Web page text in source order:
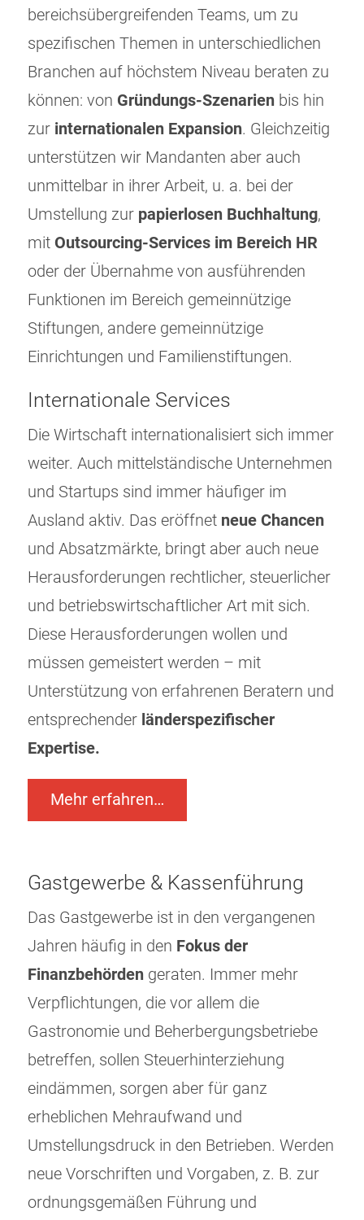
bereichsübergreifenden Teams, um zu
spezifischen Themen in unterschiedlichen
Branchen auf höchstem Niveau beraten zu
können: von Gründungs-Szenarien bis hin
zur internationalen Expansion. Gleichzeitig
unterstützen wir Mandanten aber auch
unmittelbar in ihrer Arbeit, u. a. bei der
Umstellung zur papierlosen Buchhaltung,
mit Outsourcing-Services im Bereich HR
oder der Übernahme von ausführenden
Funktionen im Bereich gemeinnützige
Stiftungen, andere gemeinnützige
Einrichtungen und Familienstiftungen.
Internationale Services
Die Wirtschaft internationalisiert sich immer
weiter. Auch mittelständische Unternehmen
und Startups sind immer häufiger im
Ausland aktiv. Das eröffnet neue Chancen
und Absatzmärkte, bringt aber auch neue
Herausforderungen rechtlicher, steuerlicher
und betriebswirtschaftlicher Art mit sich.
Diese Herausforderungen wollen und
müssen gemeistert werden – mit
Unterstützung von erfahrenen Beratern und
entsprechender länderspezifischer
Expertise.
Mehr erfahren…
Gastgewerbe & Kassenführung
Das Gastgewerbe ist in den vergangenen
Jahren häufig in den Fokus der
Finanzbehörden geraten. Immer mehr
Verpflichtungen, die vor allem die
Gastronomie und Beherbergungsbetriebe
betreffen, sollen Steuerhinterziehung
eindämmen, sorgen aber für ganz
erheblichen Mehraufwand und
Umstellungsdruck in den Betrieben. Werden
neue Vorschriften und Vorgaben, z. B. zur
ordnungsgemäßen Führung und